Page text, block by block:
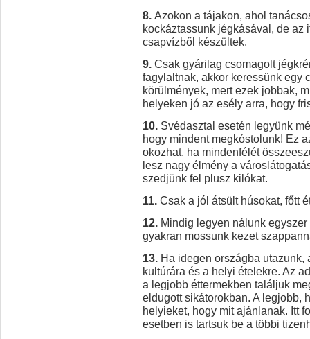
8. Azokon a tájakon, ahol
kockáztassunk jégkásával, de az
csapvízből készültek.
9. Csak gyárilag csomagolt
fagylaltnak, akkor keressünk egy
körülmények, mert ezek jobbak,
helyeken jó az esély arra, hogy
10. Svédasztal esetén legyünk
hogy mindent megkóstolunk! Ez
okozhat, ha mindenfélét
lesz nagy élmény a
szedjünk fel plusz kilókat.
11. Csak a jól átsült húsokat, főtt
12. Mindig legyen nálunk
gyakran mossunk kezet
13. Ha idegen országba
kultúrára és a helyi ételekre. Az
a legjobb éttermekben találjuk
eldugott sikátorokban. A legjobb,
helyieket, hogy mit ajánlanak. Itt
esetben is tartsuk be a többi